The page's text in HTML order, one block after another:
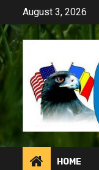
content
August 3, 2026
HOME